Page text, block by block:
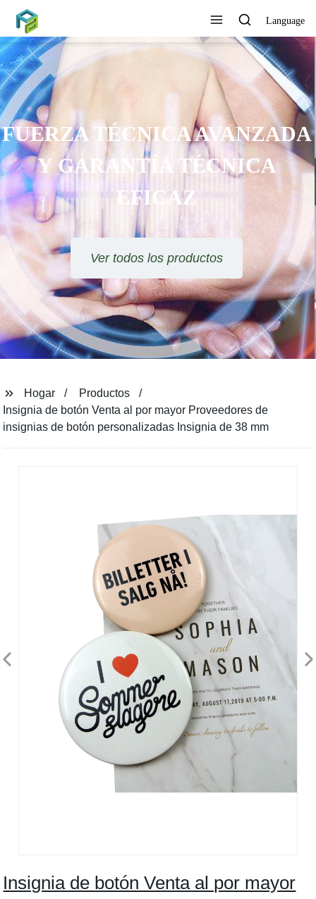
Language
SE OFRECE ORIENTACIÓN
TÉCNICA Y SOLUCIÓN DE
PROYECTOS
Ver todos los productos
Hogar
Productos
Insignia de botón Venta al por mayor Proveedores de
insignias de botón personalizadas Insignia de 38 mm
Insignia de botón Venta al por mayor